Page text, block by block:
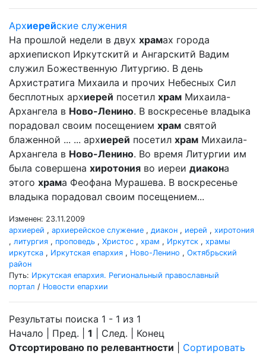
Архиерейские служения
На прошлой недели в двух храмах города
архиепископ Иркутскитй и Ангарскитй Вадим
служил Божественную Литургию. В день
Архистратига Михаила и прочих Небесных Сил
бесплотных архиерей посетил храм Михаила-
Архангела в Ново-Ленино. В воскресенье владыка
порадовал своим посещением храм святой
блаженной ... ... архиерей посетил храм Михаила-
Архангела в Ново-Ленино. Во время Литургии им
была совершена хиротония во иереи диакона
этого храма Феофана Мурашева. В воскресенье
владыка порадовал своим посещением...
Изменен: 23.11.2009
архиерей , архиерейское служение , диакон , иерей , хиротония
, литургия , проповедь , Христос , храм , Иркутск , храмы
иркутска , Иркутская епархия , Ново-Ленино , Октябрьский
район
Путь: Иркутская епархия. Региональный православный
портал / Новости епархии
Результаты поиска 1 - 1 из 1
Начало | Пред. | 1 | След. | Конец
Отсортировано по релевантности
Сортировать